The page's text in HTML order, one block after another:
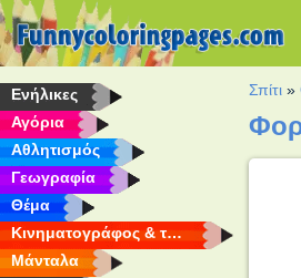
Eνήλικες
Αγόρια
Αθλητισμός
Γεωγραφία
Θέμα
Κινηματογράφος & τηλεόραση
Μάνταλα
Σπίτι »